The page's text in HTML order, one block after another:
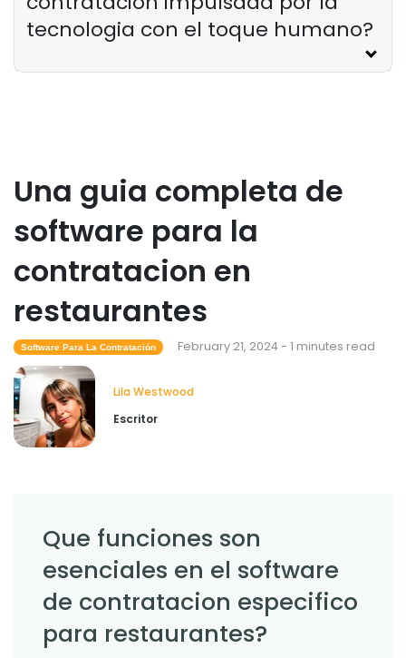
tecnologia con el toque humano?
Una guia completa de
software para la
contratacion en
restaurantes
Software Para La Contratación February 21, 2024 - 1 minutes read
Lila Westwood
Escritor
Que funciones son
esenciales en el software
de contratacion especifico
para restaurantes?